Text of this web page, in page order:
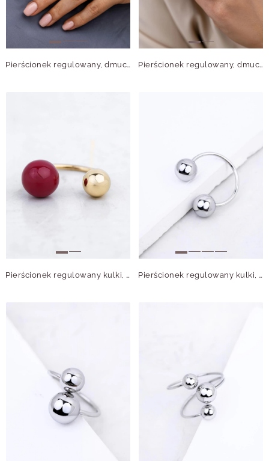
Pierścionek regulowany, dmuchana kula, stal S412545S00-0 Pierścionek regulowany, dmuchana kula, stal pozłacana S412545Z00-0
Pierścionek regulowany kulki, stal pozłacana S412541Z03-0 Pierścionek regulowany kulki, stal S412542S00-0